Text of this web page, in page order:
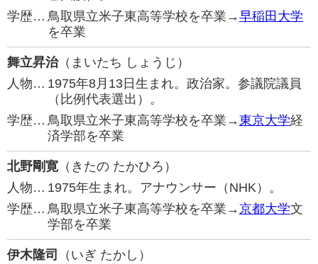
学歴… 鳥取県立米子東高等学校を卒業→早稲田大学
を卒業
舞立昇治（まいたち しょうじ）
人物… 1975年8月13日生まれ。政治家。参議院議員
（比例代表選出）。
学歴… 鳥取県立米子東高等学校を卒業→東京大学経
済学部を卒業
北野剛寛（きたの たかひろ）
人物… 1975年生まれ。アナウンサー（NHK）。
学歴… 鳥取県立米子東高等学校を卒業→京都大学文
学部を卒業
伊木隆司
（いぎ たかし）